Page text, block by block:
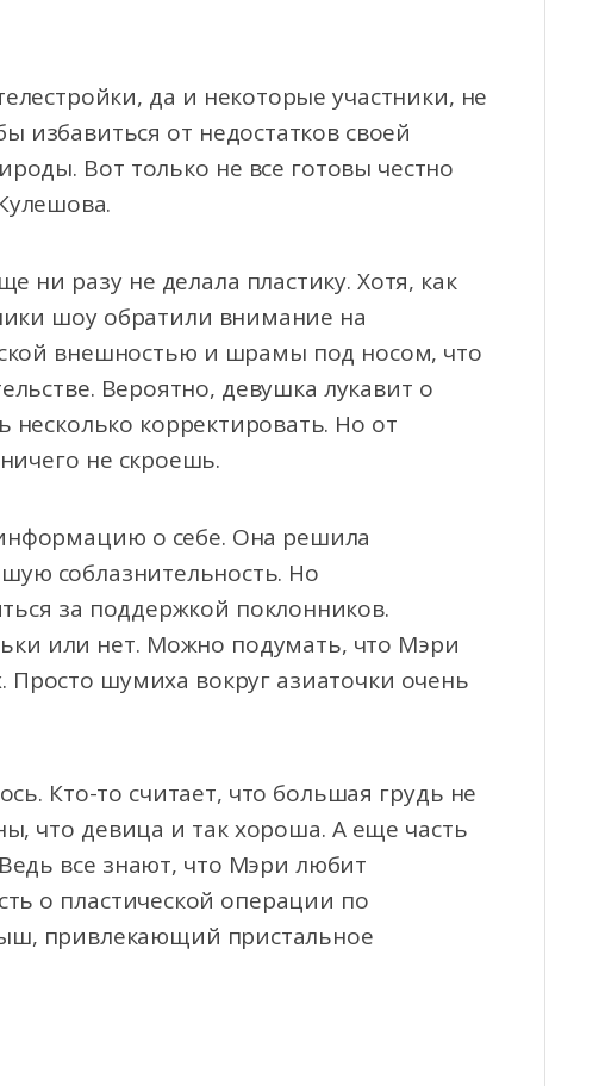
да и некоторые участники, не
избавиться от недостатков своей
Вот только не все готовы честно
ни разу не делала пластику. Хотя, как
шоу обратили внимание на
внешностью и шрамы под носом, что
Вероятно, девушка лукавит о
корректировать. Но от
не скроешь.
о себе. Она решила
соблазнительность. Но
за поддержкой поклонников.
или нет. Можно подумать, что Мэри
шумиха вокруг азиаточки очень
Кто-то считает, что большая грудь не
что девица и так хороша. А еще часть
все знают, что Мэри любит
о пластической операции по
привлекающий пристальное